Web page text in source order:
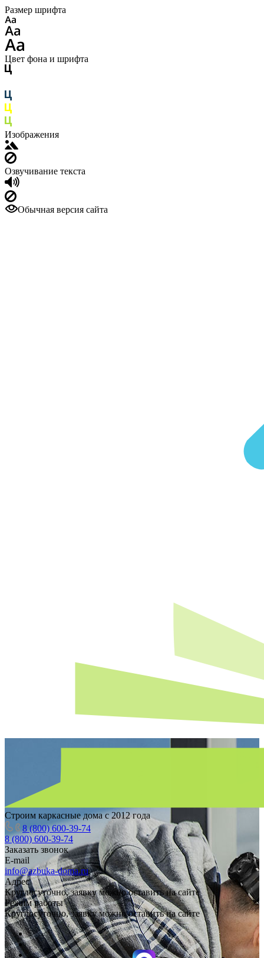
Размер шрифта
Цвет фона и шрифта
Изображения
Озвучивание текста
Обычная версия сайта
Строим каркасные дома с 2012 года
8 (800) 600-39-74
8 (800) 600-39-74
Заказать звонок
E-mail
info@azbuka-doma.ru
Адрес
Круглосуточно, заявку можно оставить на сайте
Режим работы
Круглосуточно, заявку можно оставить на сайте